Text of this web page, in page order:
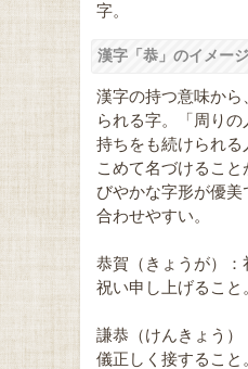
字。
漢字「恭」のイメージ
漢字の持つ意味か
られる字。「周り
持ちをも続けられ
こめて名づけるこ
びやかな字形が優美
合わせやすい。
恭賀（きょうが）
祝い申し上げること
謙恭（けんきょう
儀正しく接すること